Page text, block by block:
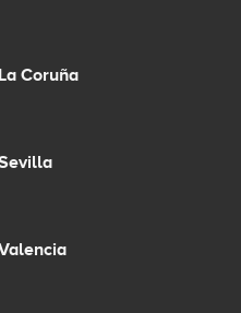
Coruña